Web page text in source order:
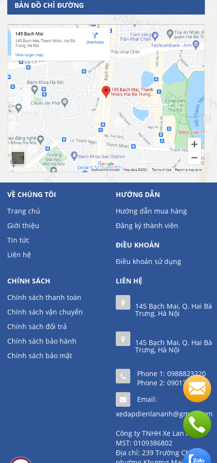
BẢN ĐỒ CHỈ ĐƯỜNG
VỀ CHÚNG TÔI
Trang chủ
Giới thiệu
Tin tức
Liên hệ
HƯỚNG DẪN
Hướng dẫn mua hàng
Đăng ký thành viên
ĐIỀU KHOẢN
Điều khoản sử dụng
CHÍNH SÁCH
Chính sách thanh toán
Chính sách vận chuyển
Chính sách đổi trả
Chính sách bảo hành
Chính sách bảo mật
LIÊN HỆ
145 Bạch Mai, Q. Hai Bà
Trưng, Hà Nội
145 Bạch Mai, Q. Hai Bà
Trưng, Hà Nội
Phone 1: 0988823220
Phone 2: 0901361111
Email:
xedapdienlananh@gmail.com
Công ty TNHH Xe Lan Anh
MST: 0109386802
Địa chỉ: 239 Trường Chinh,